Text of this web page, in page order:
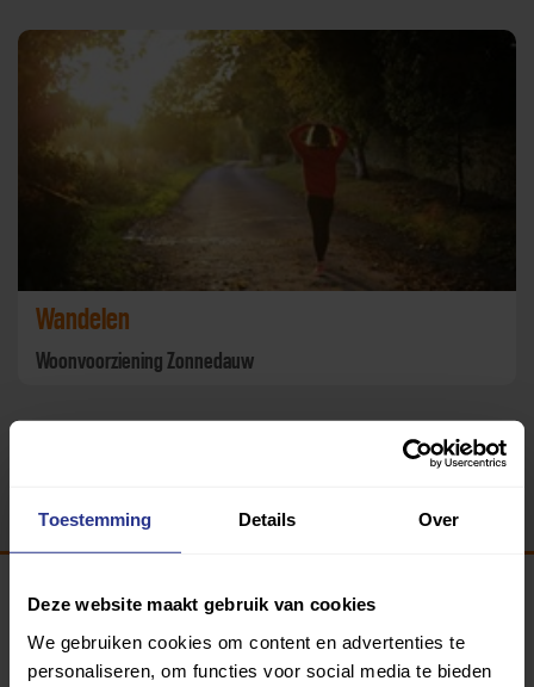
Toestemming Details Over
Deze website maakt gebruik van cookies
We gebruiken cookies om content en advertenties te
personaliseren, om functies voor social media te bieden
Wandelen
Woonvoorziening Zonnedauw